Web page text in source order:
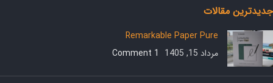
جدیدترین مقالات
Remarkable Paper Pure
مرداد 15, 1405
1 Comment